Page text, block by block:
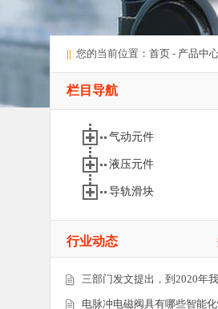
|| 您的当前位置： 首页 - 产品中
栏目导航
气动元件
液压元件
导轨滑块
行业动态
三部门发文提出，到2020年
电脉冲电磁阀具有哪些智能